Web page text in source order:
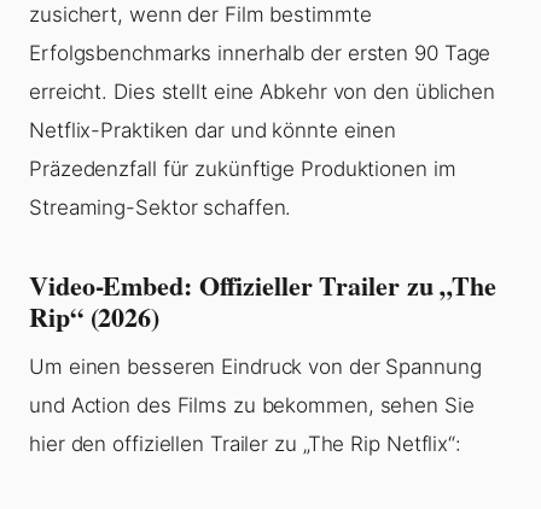
zusichert, wenn der Film bestimmte
Erfolgsbenchmarks innerhalb der ersten 90 Tage
erreicht. Dies stellt eine Abkehr von den üblichen
Netflix-Praktiken dar und könnte einen
Präzedenzfall für zukünftige Produktionen im
Streaming-Sektor schaffen.
Video-Embed: Offizieller Trailer zu „The
Rip“ (2026)
Um einen besseren Eindruck von der Spannung
und Action des Films zu bekommen, sehen Sie
hier den offiziellen Trailer zu „The Rip Netflix“: